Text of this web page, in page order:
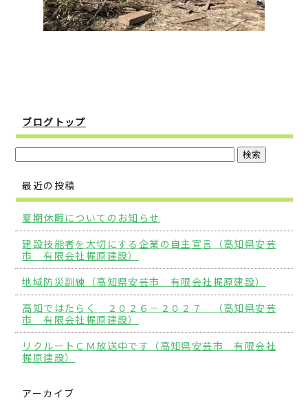
ブログトップ
最近の投稿
夏期休暇についてのお知らせ
建設技能者を大切にする企業の自主宣言（高知県安芸
市 有限会社梶原建設）
地域防災訓練（高知県安芸市 有限会社梶原建設）
高知ではたらく ２０２６－２０２７ （高知県安芸
市 有限会社梶原建設）
リクルートＣＭ放送中です（高知県安芸市 有限会社
梶原建設）
アーカイブ